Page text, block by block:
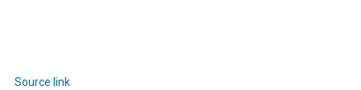
Source link